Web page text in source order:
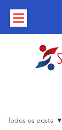
Todos os posts